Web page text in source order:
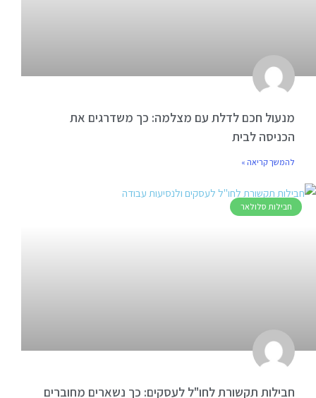
מנעול חכם לדלת עם מצלמה: כך משדרגים את
הכניסה לבית
להמשך קריאה »
חבילות סלולאר
חבילות תקשורת לחו"ל לעסקים: כך נשארים מחוברים